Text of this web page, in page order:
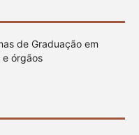
de Graduação em
órgãos